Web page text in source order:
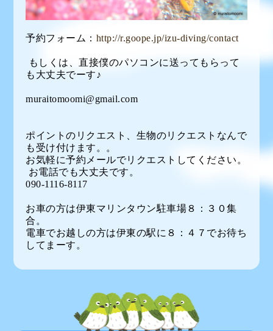
予約フォーム： http://r.goope.jp/izu-diving/contact
もしくは、直接僕のパソコンに送ってもらって
も大丈夫でーす♪
muraitomoomi@gmail.com
ポイントのリクエスト、生物のリクエストなんで
も受け付けます。。
お気軽に予約メールでリクエストしてください。
お電話でも大丈夫です。
090-1116-8117
お車の方は伊東マリンタウン駐車場８：３０集
合。
電車でお越しの方は伊東の駅に８：４７でお待ち
してまーす。